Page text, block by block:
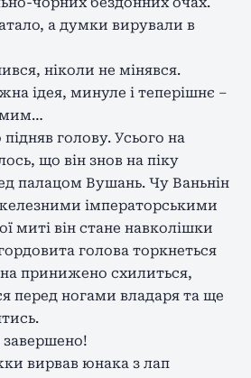
а думки вирували в
ніколи не мінявся.
ідея, минуле і теперішнє –
голову. Усього на
що він знов на піку
палацом Вушань. Чу Ваньнін
імператорськими
миті він стане навколішки
голова торкнеться
принижено схилиться,
перед ногами владаря та ще
вирвав юнака з лап